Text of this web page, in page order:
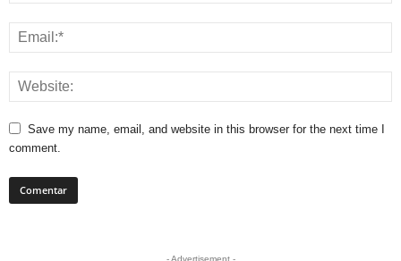
Save my name, email, and website in this browser for the next time I
comment.
- Advertisement -